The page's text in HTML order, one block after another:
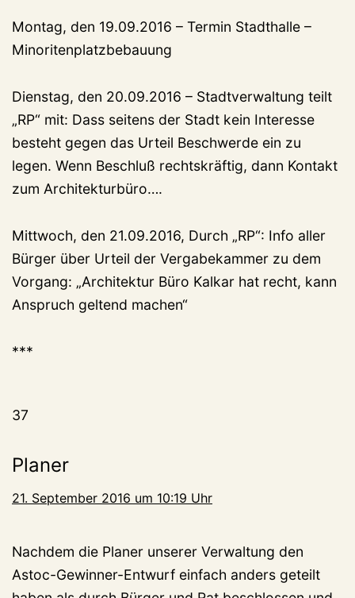
Montag, den 19.09.2016 – Termin Stadthalle –
Minoritenplatzbebauung
Dienstag, den 20.09.2016 – Stadtverwaltung teilt
„RP“ mit: Dass seitens der Stadt kein Interesse
besteht gegen das Urteil Beschwerde ein zu
legen. Wenn Beschluß rechtskräftig, dann Kontakt
zum Architekturbüro….
Mittwoch, den 21.09.2016, Durch „RP“: Info aller
Bürger über Urteil der Vergabekammer zu dem
Vorgang: „Architektur Büro Kalkar hat recht, kann
Anspruch geltend machen“
***
37
Planer
21. September 2016 um 10:19 Uhr
Nachdem die Planer unserer Verwaltung den
Astoc-Gewinner-Entwurf einfach anders geteilt